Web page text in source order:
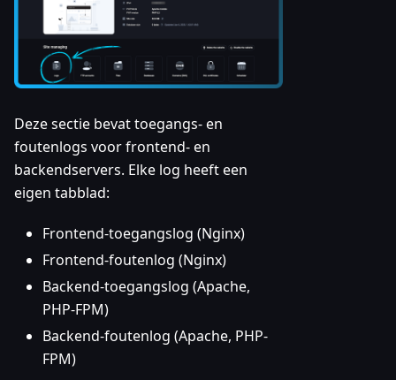
Deze sectie bevat toegangs- en
foutenlogs voor frontend- en
backendservers. Elke log heeft een
eigen tabblad:
Frontend-toegangslog (Nginx)
Frontend-foutenlog (Nginx)
Backend-toegangslog (Apache,
PHP-FPM)
Backend-foutenlog (Apache, PHP-
FPM)